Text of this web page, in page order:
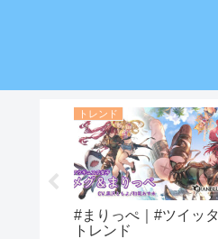
トレンド
#まりっぺ｜#ツイッ
トレンド